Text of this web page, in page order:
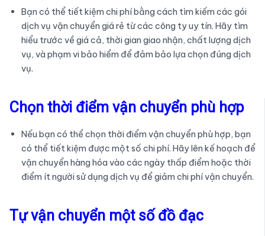
Bạn có thể tiết kiệm chi phí bằng cách tìm kiếm các gói
dịch vụ vận chuyển giá rẻ từ các công ty uy tín. Hãy tìm
hiểu trước về giá cả, thời gian giao nhận, chất lượng dịch
vụ, và phạm vi bảo hiểm để đảm bảo lựa chọn đúng dịch
vụ.
Chọn thời điểm vận chuyển phù hợp
Nếu bạn có thể chọn thời điểm vận chuyển phù hợp, bạn
có thể tiết kiệm được một số chi phí. Hãy lên kế hoạch để
vận chuyển hàng hóa vào các ngày thấp điểm hoặc thời
điểm ít người sử dụng dịch vụ để giảm chi phí vận chuyển.
Tự vận chuyển một số đồ đạc